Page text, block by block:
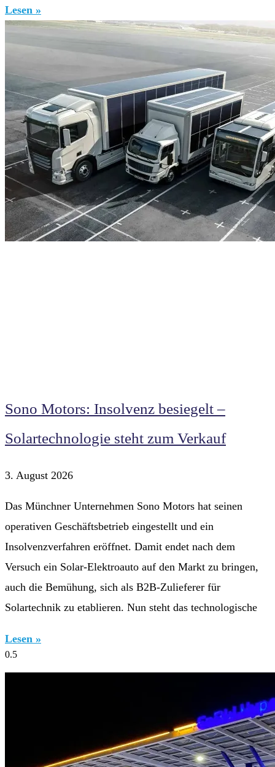
Lesen »
Sono Motors: Insolvenz besiegelt –
Solartechnologie steht zum Verkauf
3. August 2026
Das Münchner Unternehmen Sono Motors hat seinen
operativen Geschäftsbetrieb eingestellt und ein
Insolvenzverfahren eröffnet. Damit endet nach dem
Versuch ein Solar-Elektroauto auf den Markt zu bringen,
auch die Bemühung, sich als B2B-Zulieferer für
Solartechnik zu etablieren. Nun steht das technologische
Lesen »